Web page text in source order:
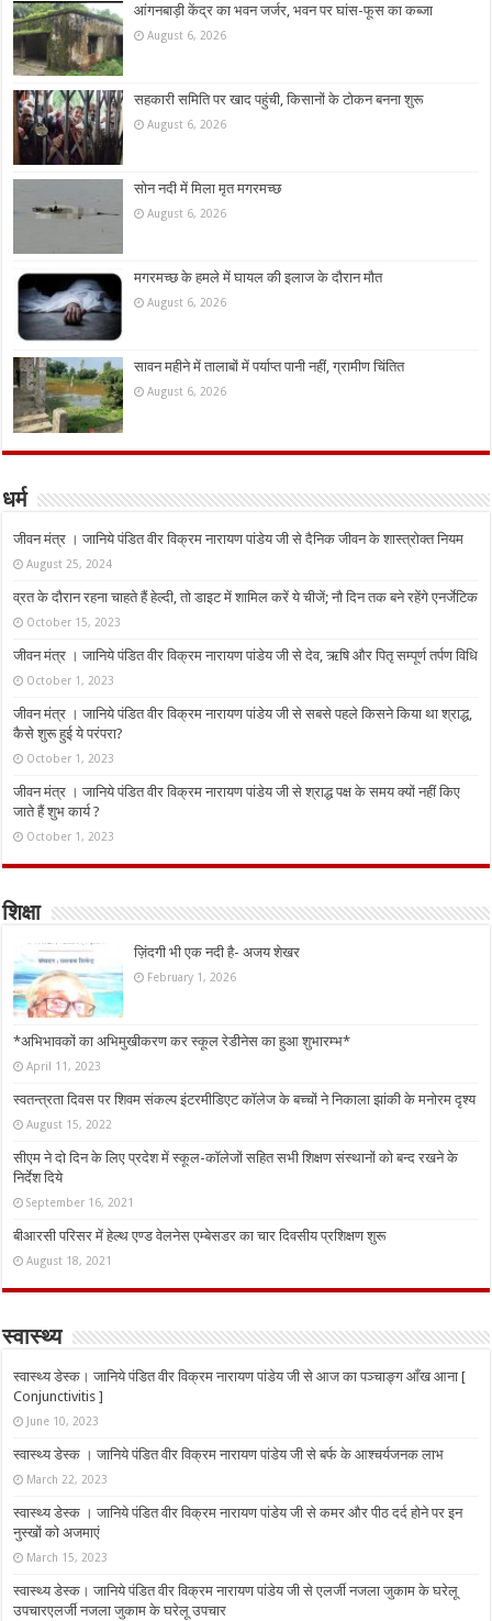
आंगनबाड़ी केंद्र का भवन जर्जर, भवन पर घांस-फूस का कब्जा
August 6, 2026
सहकारी समिति पर खाद पहुंची, किसानों के टोकन बनना शुरू
August 6, 2026
सोन नदी में मिला मृत मगरमच्छ
August 6, 2026
मगरमच्छ के हमले में घायल की इलाज के दौरान मौत
August 6, 2026
सावन महीने में तालाबों में पर्याप्त पानी नहीं, ग्रामीण चिंतित
August 6, 2026
धर्म
जीवन मंत्र । जानिये पंडित वीर विक्रम नारायण पांडेय जी से दैनिक जीवन के शास्त्रोक्त नियम
August 25, 2024
व्रत के दौरान रहना चाहते हैं हेल्दी, तो डाइट में शामिल करें ये चीजें; नौ दिन तक बने रहेंगे एनर्जेटिक
October 15, 2023
जीवन मंत्र । जानिये पंडित वीर विक्रम नारायण पांडेय जी से देव, ऋषि और पितृ सम्पूर्ण तर्पण विधि
October 1, 2023
जीवन मंत्र । जानिये पंडित वीर विक्रम नारायण पांडेय जी से सबसे पहले किसने किया था श्राद्ध,
कैसे शुरू हुई ये परंपरा?
October 1, 2023
जीवन मंत्र । जानिये पंडित वीर विक्रम नारायण पांडेय जी से श्राद्ध पक्ष के समय क्यों नहीं किए
जाते हैं शुभ कार्य ?
October 1, 2023
शिक्षा
ज़िंदगी भी एक नदी है- अजय शेखर
February 1, 2026
*अभिभावकों का अभिमुखीकरण कर स्कूल रेडीनेस का हुआ शुभारम्भ*
April 11, 2023
स्वतन्त्रता दिवस पर शिवम संकल्प इंटरमीडिएट कॉलेज के बच्चों ने निकाला झांकी के मनोरम दृश्य
August 15, 2022
सीएम ने दो दिन के लिए प्रदेश में स्कूल-कॉलेजों सहित सभी शिक्षण संस्थानों को बन्द रखने के
निर्देश दिये
September 16, 2021
बीआरसी परिसर में हेल्थ एण्ड वेलनेस एम्बेसडर का चार दिवसीय प्रशिक्षण शुरू
August 18, 2021
स्वास्थ्य
स्वास्थ्य डेस्क। जानिये पंडित वीर विक्रम नारायण पांडेय जी से आज का पञ्चाङ्ग आँख आना [
Conjunctivitis ]
June 10, 2023
स्वास्थ्य डेस्क । जानिये पंडित वीर विक्रम नारायण पांडेय जी से बर्फ के आश्चर्यजनक लाभ
March 22, 2023
स्वास्थ्य डेस्क । जानिये पंडित वीर विक्रम नारायण पांडेय जी से कमर और पीठ दर्द होने पर इन
नुस्‍खों को अजमाएं
March 15, 2023
स्वास्थ्य डेस्क। जानिये पंडित वीर विक्रम नारायण पांडेय जी से एलर्जी नजला जुकाम के घरेलू
उपचारएलर्जी नजला जुकाम के घरेलू उपचार